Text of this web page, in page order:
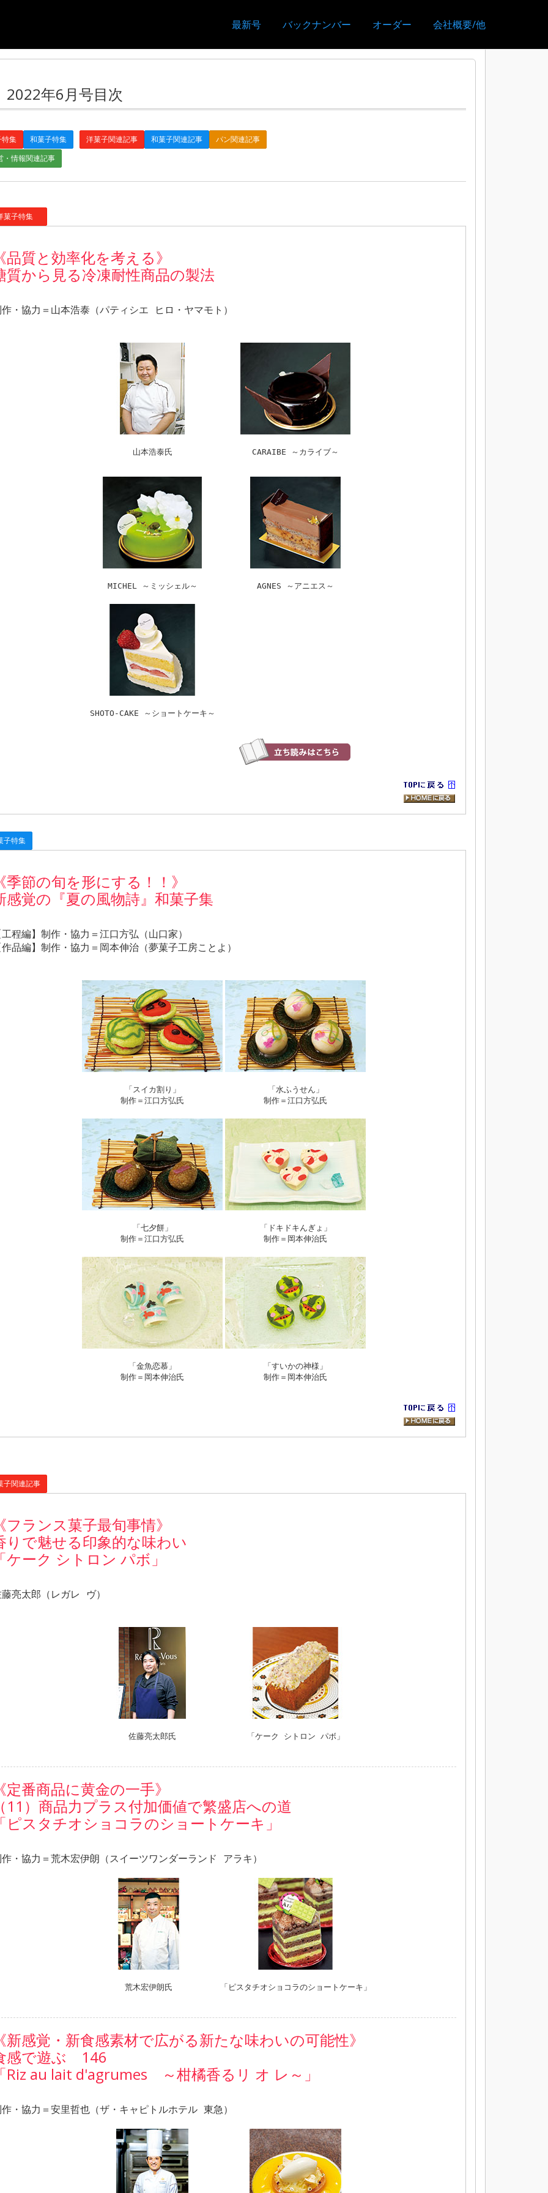
最新号 バックナンバー オーダー 会社概要/他
2022年6月号目次
集 和菓子特集 洋菓子関連記事 和菓子関連記事
パン関連記事
・情報関連記事
子特集
品質と効率化を考える》
質から見る冷凍耐性商品の製法
・協力＝山本浩泰（パティシエ ヒロ・ヤマモト）
山本浩泰氏 CARAIBE ～カライブ～
MICHEL ～ミッシェル～ AGNES ～アニエス～
SHOTO-CAKE ～ショートケーキ～
子特集
季節の旬を形にする！！》
感覚の『夏の風物詩』和菓子集
程編】制作・協力＝江口方弘（山口家）
品編】制作・協力＝岡本伸治（夢菓子工房ことよ）
「スイカ割り」
制作＝江口方弘氏
「水ふうせん」
制作＝江口方弘氏
「七夕餅」
制作＝江口方弘氏
「ドキドキんぎょ」
制作＝岡本伸治氏
「金魚恋慕」
制作＝岡本伸治氏
「すいかの神様」
制作＝岡本伸治氏
子関連記事
フランス菓子最旬事情》
りで魅せる印象的な味わい
ケーク シトロン パボ」
亮太郎（レガレ ヴ）
佐藤亮太郎氏 「ケーク シトロン パボ」
定番商品に黄金の一手》
11）商品力プラス付加価値で繁盛店への道
ピスタチオショコラのショートケーキ」
・協力＝荒木宏伊朗（スイーツワンダーランド アラキ）
荒木宏伊朗氏 「ピスタチオショコラのショートケーキ」
新感覚・新食感素材で広がる新たな味わいの可能性》
感で遊ぶ 146
Riz au lait d'agrumes ～柑橘香るリ オ レ～」
・協力＝安里哲也（ザ・キャピトルホテル 東急）